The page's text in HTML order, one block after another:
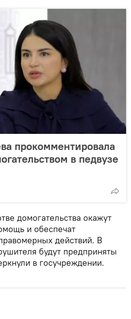
прокомментировала
в педвузе
домогательства окажут
и обеспечат
действий. В
будут предприняты
в госучреждении.